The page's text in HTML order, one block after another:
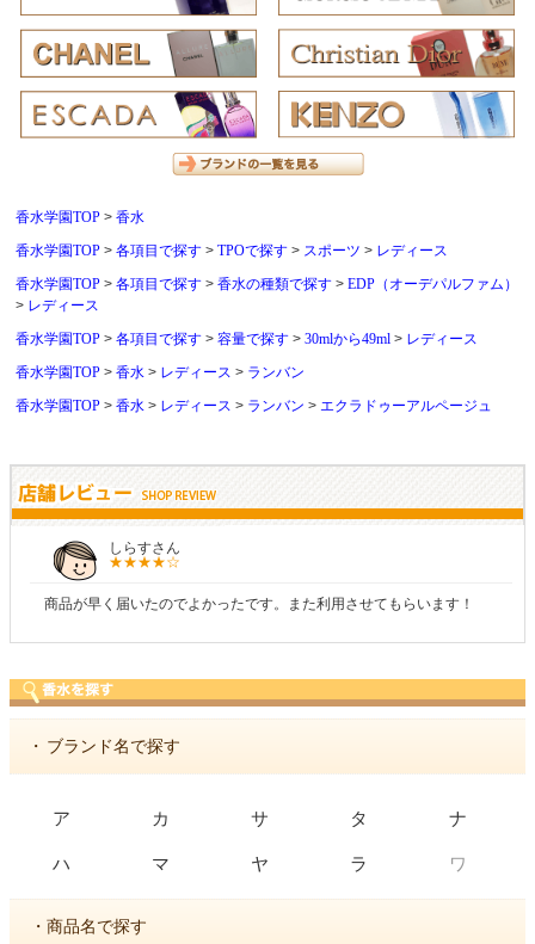
香水学園TOP
香水
香水学園TOP
各項目で探す TPOで探す スポーツ
レディース
香水学園TOP
各項目で探す 香水の種類で探す
EDP（オーデパルファム）
レディース
香水学園TOP
各項目で探す 容量で探す 30mlから49ml
レディース
香水学園TOP
香水 レディース
ランバン
香水学園TOP
香水 レディース ランバン エクラドゥーアルページュ
しらすさん
商品が早く届いたのでよかったです。また利用させてもらいます！
・ ブランド名で探す
ア カ サ タ ナ
ハ マ ヤ ラ ワ
・商品名で探す